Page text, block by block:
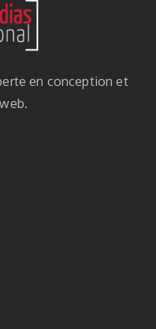
en conception et